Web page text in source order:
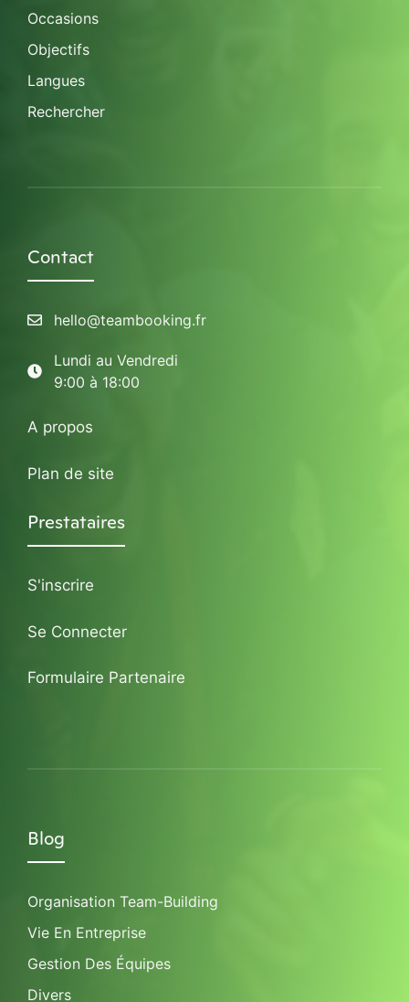
Occasions
Objectifs
Langues
Rechercher
Contact
hello@teambooking.fr
Lundi au Vendredi
9:00 à 18:00
A propos
Plan de site
Prestataires
S'inscrire
Se Connecter
Formulaire Partenaire
Blog
Organisation Team-Building
Vie En Entreprise
Gestion Des Équipes
Divers